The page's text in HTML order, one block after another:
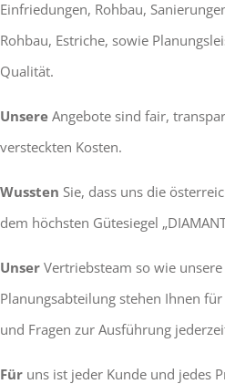
Einfriedungen, Rohbau,
Rohbau, Estriche, sowie
Qualität.
Unsere Angebote sind fair,
versteckten Kosten.
Wussten Sie, dass uns die
dem höchsten Gütesiegel
Unser Vertriebsteam so wie
Planungsabteilung stehen Ihnen
und Fragen zur Ausführung
Für uns ist jeder Kunde und jedes